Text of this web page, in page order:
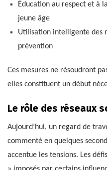
Éducation au respect et à
jeune âge
Utilisation intelligente des
prévention
Ces mesures ne résoudront
elles constituent un début
Le rôle des réseaux
Aujourd’hui, un regard de
commenté en quelques
accentue les tensions. Les